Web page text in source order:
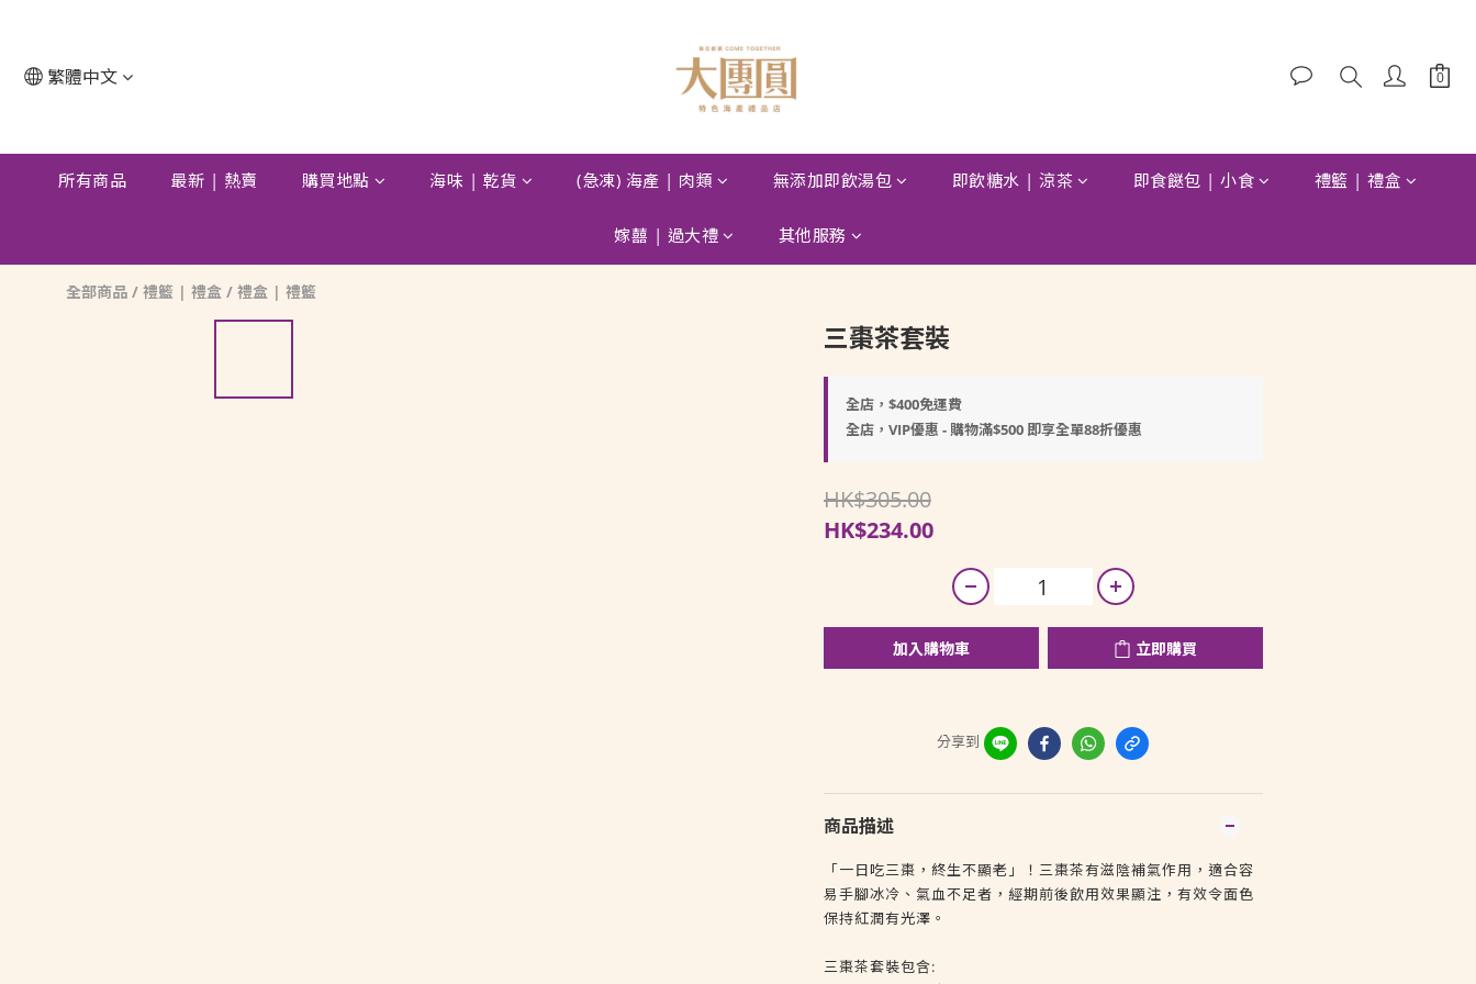
繁體中文
所有商品 最新 | 熱賣 購買地點 海味 | 乾貨 (急凍) 海產 | 肉類 無添加即飲湯包 即飲糖水 | 涼茶 即食餸包 | 小食 禮籃 | 禮盒
嫁囍 | 過大禮 其他服務
全部商品 / 禮籃 | 禮盒 / 禮盒 | 禮籃
三棗茶套裝
全店，$400免運費
全店，VIP優惠 - 購物滿$500 即享全單88折優惠
HK$305.00
HK$234.00
加入購物車 立即購買
分享到
商品描述
「一日吃三棗，終生不顯老」！三棗茶有滋陰補氣作用，適合容
易手腳冰冷、氣血不足者，經期前後飲用效果顯注，有效令面色
保持紅潤有光澤。
三棗茶套裝包含: